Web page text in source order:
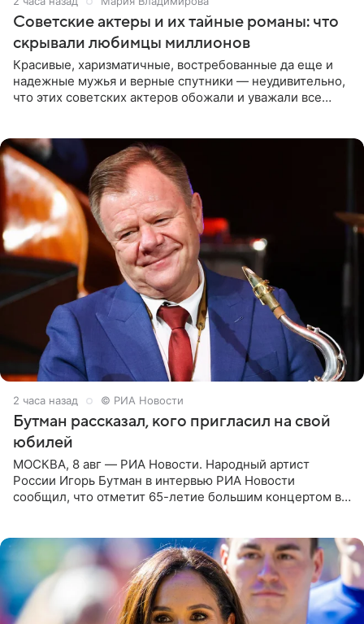
Советские актеры и их тайные романы: что
скрывали любимцы миллионов
Красивые, харизматичные, востребованные да еще и
надежные мужья и верные спутники — неудивительно,
что этих советских актеров обожали и уважали все
2 часа назад © РИА Новости
Бутман рассказал, кого пригласил на свой
юбилей
МОСКВА, 8 авг — РИА Новости. Народный артист
России Игорь Бутман в интервью РИА Новости
сообщил, что отметит 65-летие большим концертом в